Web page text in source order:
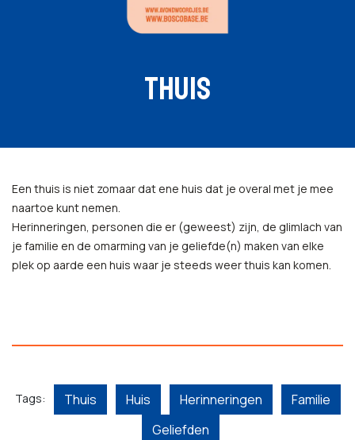
THUIS
Een thuis is niet zomaar dat ene huis dat je overal met je mee
naartoe kunt nemen.
Herinneringen, personen die er (geweest) zijn, de glimlach van
je familie en de omarming van je geliefde(n) maken van elke
plek op aarde een huis waar je steeds weer thuis kan komen.
Tags: Thuis Huis Herinneringen
Familie
Geliefden